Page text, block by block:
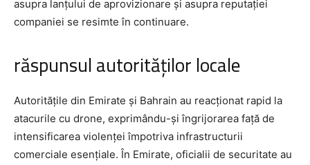
asupra lanțului de aprovizionare și asupra reputației
companiei se resimte în continuare.
răspunsul autorităților locale
Autoritățile din Emirate și Bahrain au reacționat rapid la
atacurile cu drone, exprimându-și îngrijorarea față de
intensificarea violenței împotriva infrastructurii
comerciale esențiale. În Emirate, oficialii de securitate au